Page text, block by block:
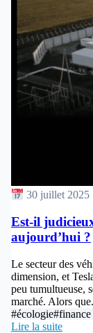
30 juillet 2025
Est-il
aujourd’hui ?
Le secteur des
dimension, et
peu tumultueuse,
marché. Alors
#écologie#finance
Lire la suite